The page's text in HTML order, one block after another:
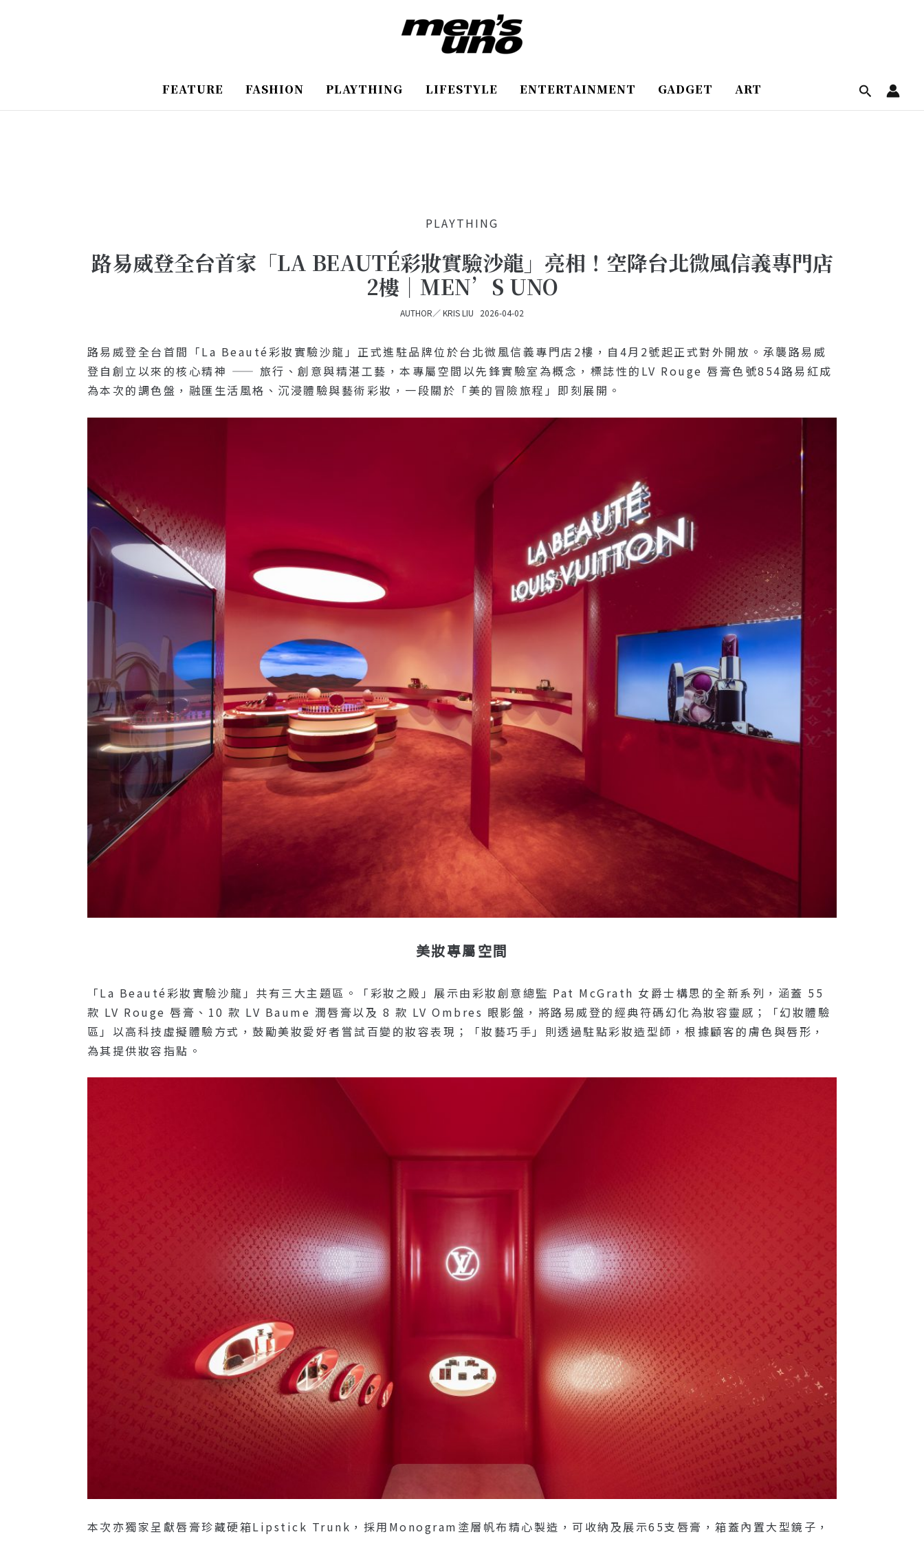
容
FEATURE FASHION PLAYTHING LIFESTYLE ENTERTAINMENT GADGET ART
PLAYTHING
路易威登全台首家「LA BEAUTÉ彩妝實驗沙龍」亮相！空降台北微風信義專門店
2樓｜MEN’S UNO
AUTHOR／KRIS LIU 2026-04-02
路易威登全台首間「La Beauté彩妝實驗沙龍」正式進駐品牌位於台北微風信義專門店2樓，自4月2號起正式對外開放。承襲路易威
登自創立以來的核心精神 —— 旅行、創意與精湛工藝，本專屬空間以先鋒實驗室為概念，標誌性的LV Rouge 唇膏色號854路易紅成
為本次的調色盤，融匯生活風格、沉浸體驗與藝術彩妝，一段關於「美的冒險旅程」即刻展開。
美妝專屬空間
「La Beauté彩妝實驗沙龍」共有三大主題區。「彩妝之殿」展示由彩妝創意總監 Pat McGrath 女爵士構思的全新系列，涵蓋 55
款 LV Rouge 唇膏、10 款 LV Baume 潤唇膏以及 8 款 LV Ombres 眼影盤，將路易威登的經典符碼幻化為妝容靈感；「幻妝體驗
區」以高科技虛擬體驗方式，鼓勵美妝愛好者嘗試百變的妝容表現；「妝藝巧手」則透過駐點彩妝造型師，根據顧客的膚色與唇形，
為其提供妝容指點。
本次亦獨家呈獻唇膏珍藏硬箱Lipstick Trunk，採用Monogram塗層帆布精心製造，可收納及展示65支唇膏，箱蓋內置大型鏡子，